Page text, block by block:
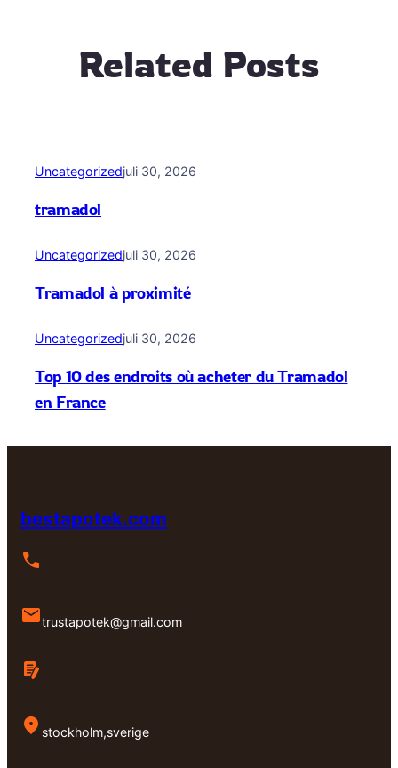
Related Posts
Uncategorizedjuli 30, 2026
tramadol
Uncategorizedjuli 30, 2026
Tramadol à proximité
Uncategorizedjuli 30, 2026
Top 10 des endroits où acheter du Tramadol
en France
bestapotek.com
trustapotek@gmail.com
stockholm,sverige